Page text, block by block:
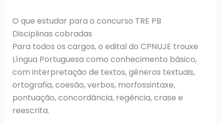
O que estudar para o concurso TRE PB
Disciplinas cobradas
Para todos os cargos, o edital do CPNUJE trouxe
Língua Portuguesa como conhecimento básico,
com interpretação de textos, gêneros textuais,
ortografia, coesão, verbos, morfossintaxe,
pontuação, concordância, regência, crase e
reescrita.